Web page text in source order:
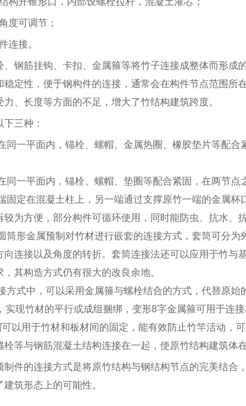
度可调节；
连接。
钢筋挂钩、卡扣、金属箍等将竹子连接成整体而形成
定性，便于钢构件的连接，通常会在构件节点范围所
、长度等方面的不足，增大了竹结构建筑跨度。
三种：
同一平面内，锚栓、螺帽、金属热圈、橡胶垫片等配
同一平面内，锚栓、螺帽、垫圈等配合紧固，在两节点
固定在混凝土柱上，另一端通过支撑原竹一端的金属
为方便，部分构件可循环使用，同时能防虫、抗水、抗
筒形金属预制对竹材进行嵌套的连接方式，套筒可分为
连接以及角度的转折。套筒连接法还可以应用于竹与
其构造方式仍有很大的改良余地。
方式中，可以采用金属箍与螺栓结合的方式，代替原始
实现竹材的平行或成组捆绑，变形8字金属箍可用于连
以用于竹材和板材间的固定，能有效防止竹竿活动，
等与钢筋混凝土结构连接在一起，使原竹结构建筑体
件的连接方式是将原竹结构与钢结构节点的完美结合
筑形态上的可能性。